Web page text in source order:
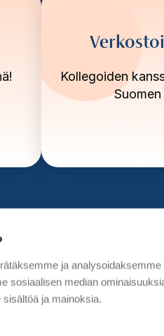
Kollegoiden
Suomen
ja
sosiaalisen median
ja mainoksia.